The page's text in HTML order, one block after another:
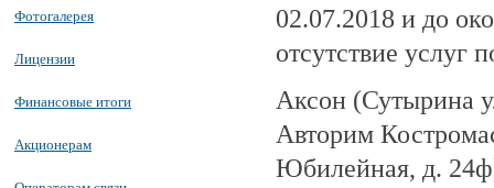
Фотогалерея
Лицензии
Финансовые итоги
Акционерам
02.07.2018 и до
отсутствие услуг
Аксон (Сутырина
Авторим
Юбилейная, д.